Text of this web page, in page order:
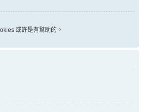
或許是有幫助的。